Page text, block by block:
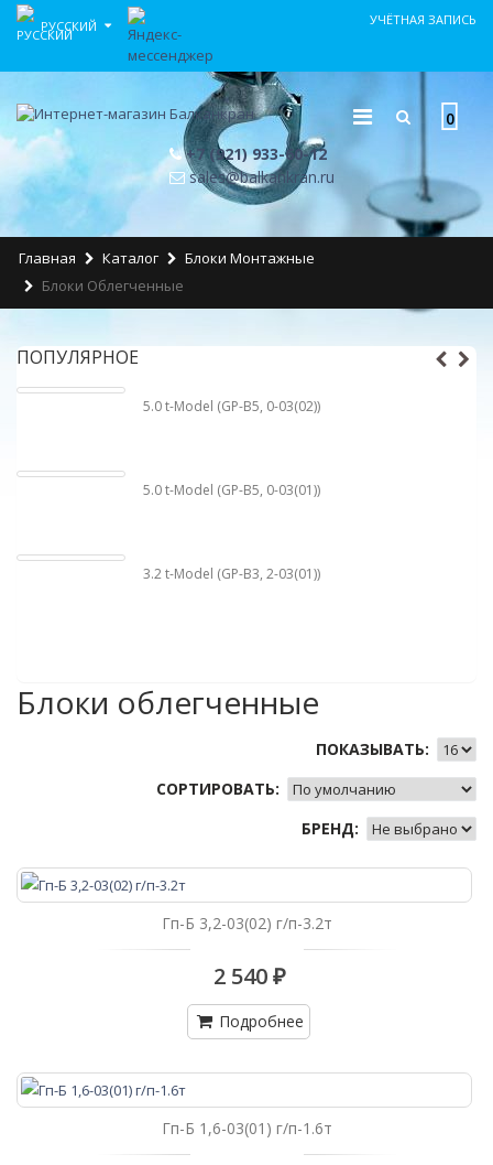
РУССКИЙ УЧЁТНАЯ ЗАПИСЬ
0
+7 (921) 933-60-12
sales@balkankran.ru
Главная Каталог
Блоки Монтажные
Блоки Облегченные
ПОПУЛЯРНОЕ
5.0 t-Model (GP-B5, 0-03(02))
5.0 t-Model (GP-B5, 0-03(01))
3.2 t-Model (GP-B3, 2-03(01))
Блоки облегченные
ПОКАЗЫВАТЬ:
СОРТИРОВАТЬ:
БРЕНД:
Гп-Б 3,2-03(02) г/п-3.2т
2 540 ₽
Подробнее
Гп-Б 1,6-03(01) г/п-1.6т